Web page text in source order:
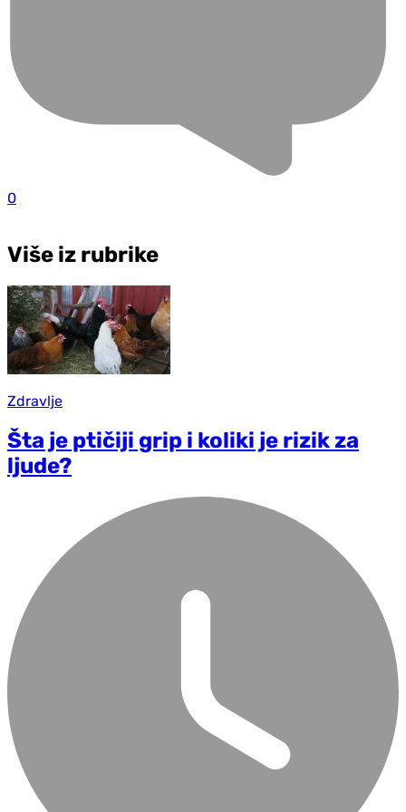
0
Više iz rubrike
Zdravlje
Šta je ptičiji grip i koliki je rizik za
ljude?